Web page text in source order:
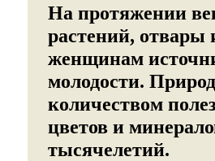
На протяжении
растений, отвары
женщинам
молодости.
количеством
цветов и
тысячелетий.